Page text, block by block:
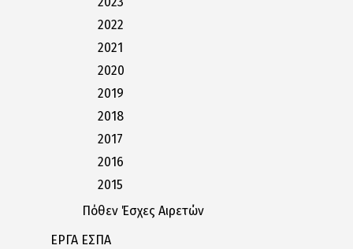
2022
2021
2020
2019
2018
2017
2016
2015
Πόθεν Έσχες Αιρετών
ΕΡΓΑ ΕΣΠΑ